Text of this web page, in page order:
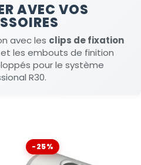
AVEC VOS
avec les clips de fixation
les embouts de finition
pour le système
R30.
-25%